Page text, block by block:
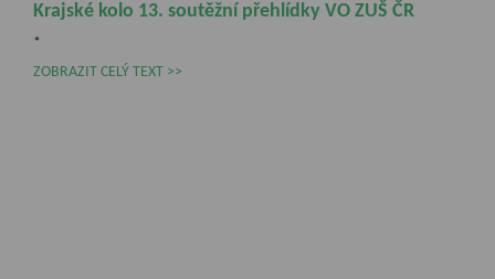
Krajské kolo 13. soutěžní přehlídky VO ZUŠ ČR
*
ZOBRAZIT CELÝ TEXT